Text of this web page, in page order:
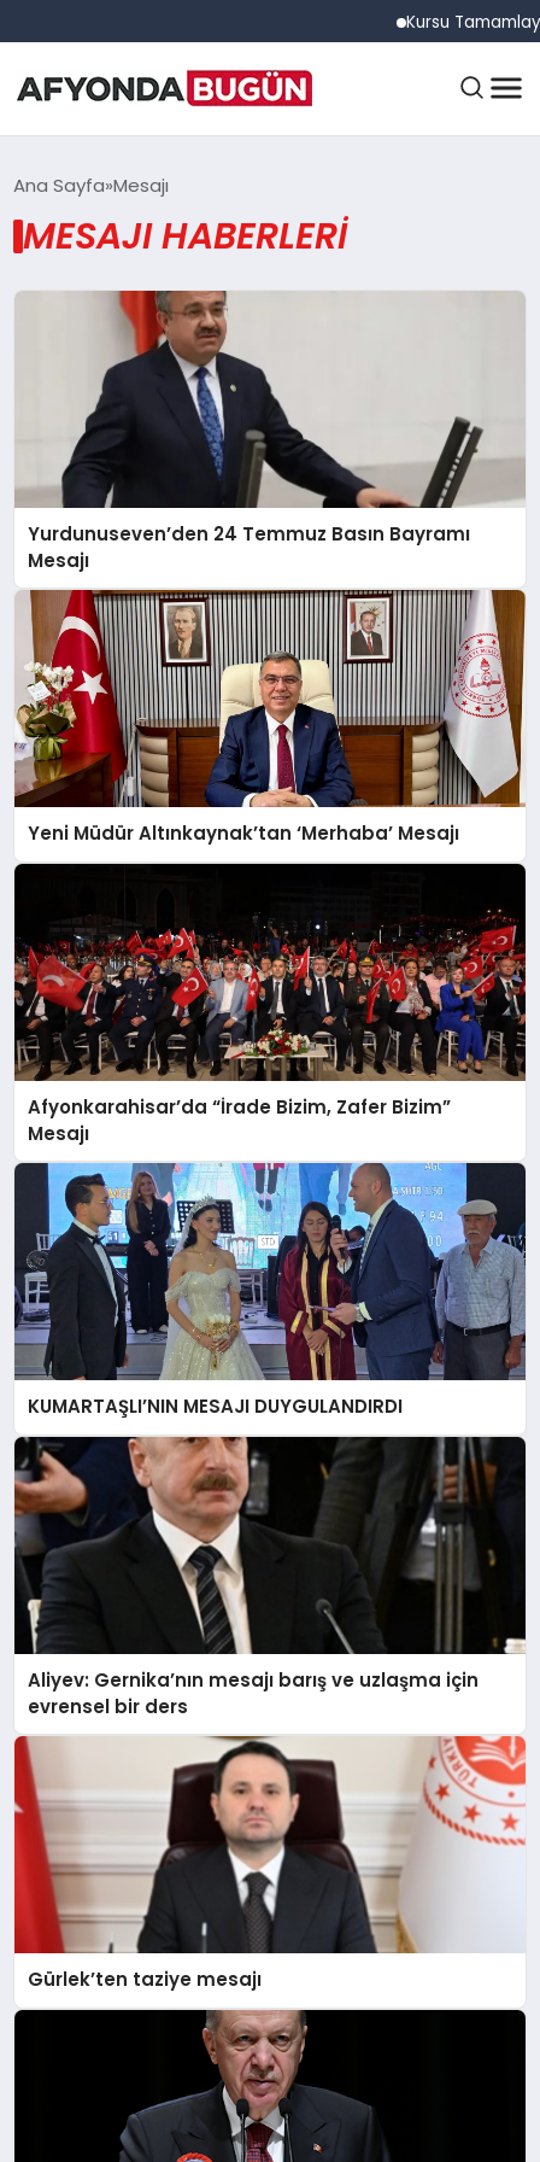
Kursu Tamamlayan
ANASAYFA
DÜNYA
EKONOMI
MAGAZIN
SAĞLIK
SIYASET
YAŞAM
Ana Sayfa Mesajı
MESAJI HABERLERI
Yurdunuseven’den 24 Temmuz Basın Bayramı
Mesajı
Yeni Müdür Altınkaynak’tan ‘Merhaba’ Mesajı
Afyonkarahisar’da “İrade Bizim, Zafer Bizim”
Mesajı
KUMARTAŞLI’NIN MESAJI DUYGULANDIRDI
Aliyev: Gernika’nın mesajı barış ve uzlaşma için
evrensel bir ders
Gürlek’ten taziye mesajı